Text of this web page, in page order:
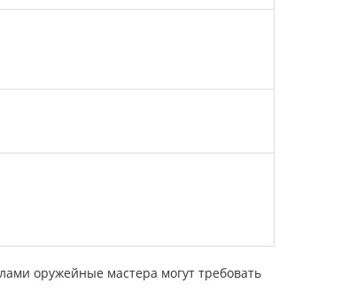
оружейные мастера могут требовать